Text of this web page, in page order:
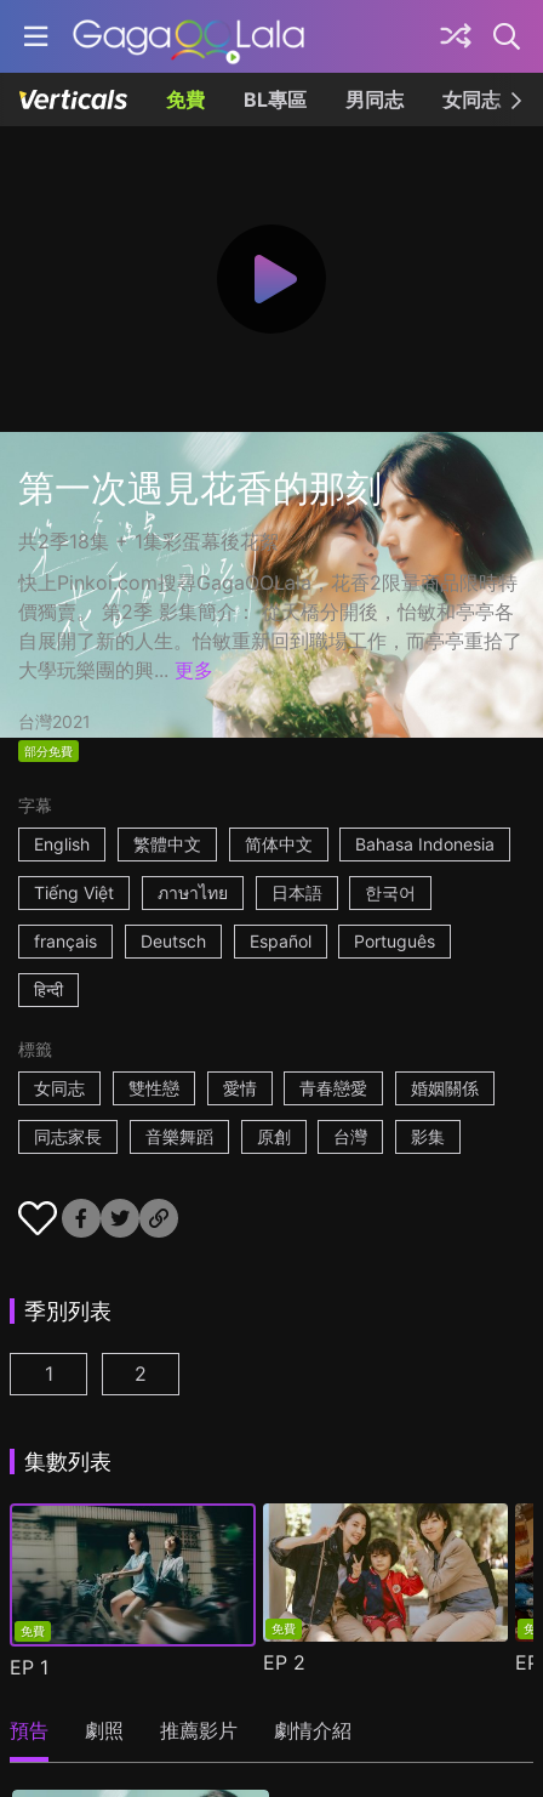
免費 BL專區 男同志 女同志
第一次遇見花香的那刻
共2季18集 + 1集彩蛋幕後花絮
快上Pinkoi.com搜尋GagaOOLala，花香2限量商品限時特
價獨賣。 第2季 影集簡介： 從天橋分開後，怡敏和亭亭各
自展開了新的人生。怡敏重新回到職場工作，而亭亭重拾了
大學玩樂團的興... 更多
台灣2021
部分免費
字幕
English
繁體中文 简体中文 Bahasa Indonesia
Tiếng Việt ภาษาไทย 日本語 한국어
français Deutsch Español Português
हिन्दी
標籤
女同志
雙性戀 愛情 青春戀愛 婚姻關係
同志家長 音樂舞蹈 原創 台灣 影集
季別列表
第一次遇見花香的那刻 第1季 第1集
1 第一次遇見花香的那刻 第2季 第1集
2
集數列表
免費
EP 1
免費
EP 2
免
預告 劇照 推薦影片 劇情介紹